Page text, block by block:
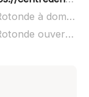
Centre Dentaire Rotonde à domicile :
Centre Dentaire Rotonde ouvert dimanche :